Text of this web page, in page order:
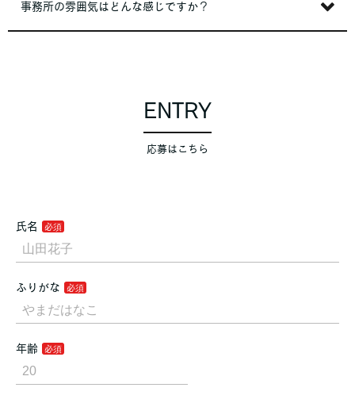
事務所の雰囲気はどんな感じですか？
ENTRY
応募はこちら
氏名
ふりがな
年齢